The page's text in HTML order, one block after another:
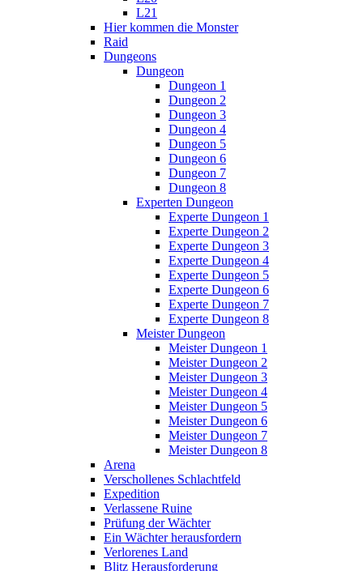
L21
Hier kommen die Monster
Raid
Dungeons
Dungeon
Dungeon 1
Dungeon 2
Dungeon 3
Dungeon 4
Dungeon 5
Dungeon 6
Dungeon 7
Dungeon 8
Experten Dungeon
Experte Dungeon 1
Experte Dungeon 2
Experte Dungeon 3
Experte Dungeon 4
Experte Dungeon 5
Experte Dungeon 6
Experte Dungeon 7
Experte Dungeon 8
Meister Dungeon
Meister Dungeon 1
Meister Dungeon 2
Meister Dungeon 3
Meister Dungeon 4
Meister Dungeon 5
Meister Dungeon 6
Meister Dungeon 7
Meister Dungeon 8
Arena
Verschollenes Schlachtfeld
Expedition
Verlassene Ruine
Prüfung der Wächter
Ein Wächter herausfordern
Verlorenes Land
Blitz Herausforderung